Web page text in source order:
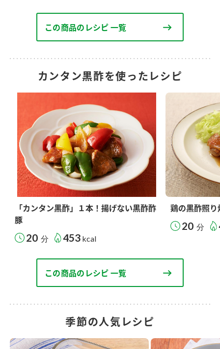
この商品のレシピ 一覧
カンタン黒酢を使ったレシピ
「カンタン黒酢」１本！揚げない黒酢酢
豚
20 分 453 kcal
鶏の黒酢照り
20 分
この商品のレシピ 一覧
季節の人気レシピ